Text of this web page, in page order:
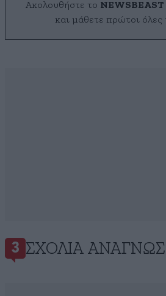
Ακολουθήστε το NEWSBEAST
και μάθετε πρώτοι όλες
3 ΣΧΌΛΙΑ